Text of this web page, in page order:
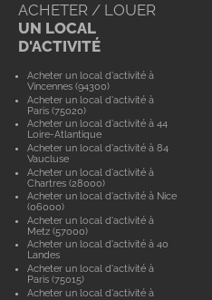
ACHETER / LOUER
UN LOCAL
D'ACTIVITÉ
Acheter un local d'activité à
Vincennes (94300)
Acheter un local d'activité à
Paris (75020)
Acheter un local d'activité à 44
Loire-Atlantique
Acheter un local d'activité à 84
Vaucluse
Acheter un local d'activité à
Chartres (28000)
Acheter un local d'activité à Nice
(06000)
Acheter un local d'activité à
Metz (57000)
Acheter un local d'activité à 40
Landes
Acheter un local d'activité à
Paris (75015)
Acheter un local d'activité à